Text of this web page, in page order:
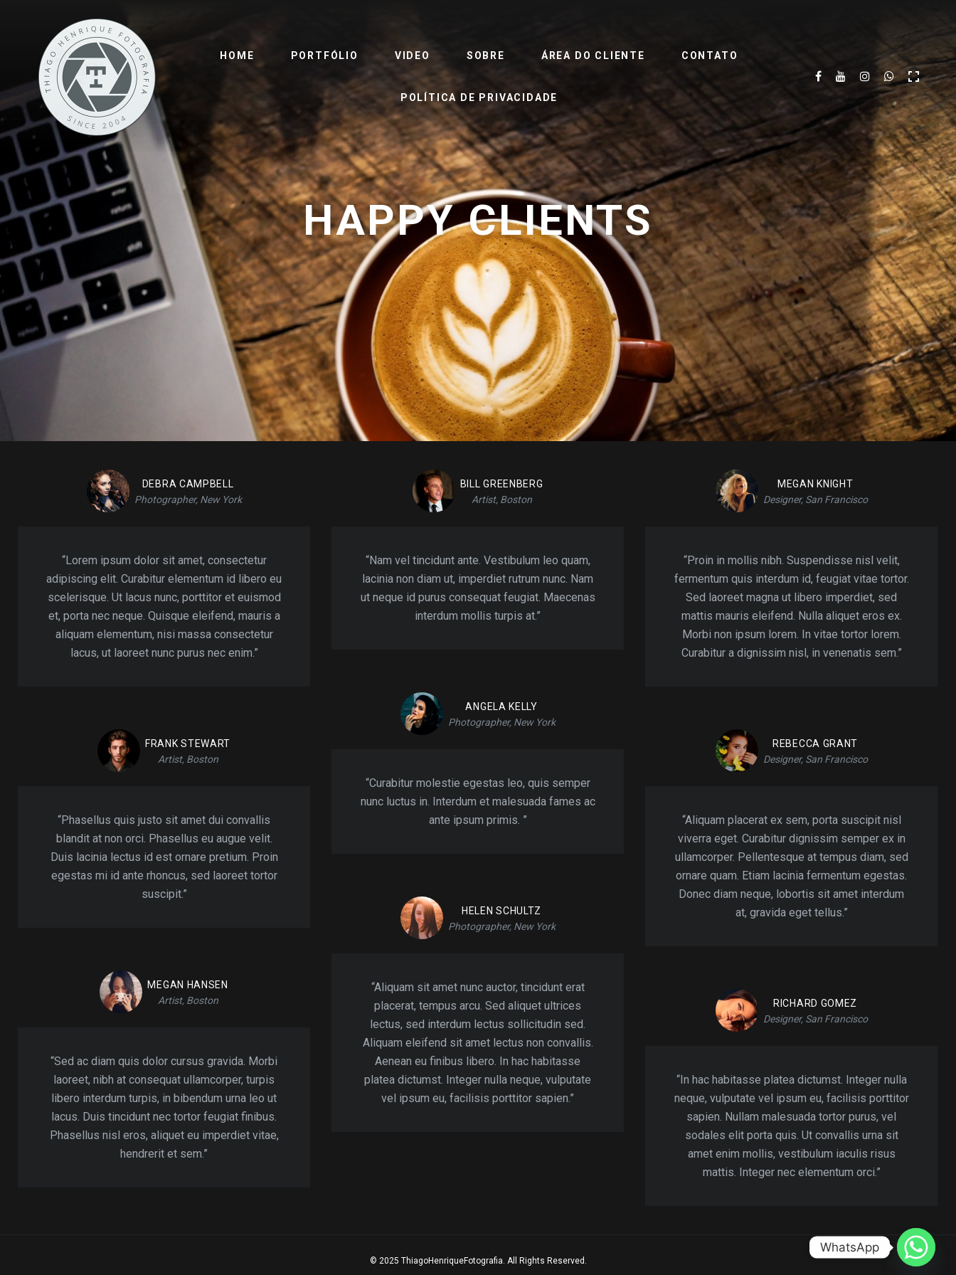
HOME PORTFÓLIO VIDEO SOBRE ÁREA DO CLIENTE CONTATO
POLÍTICA DE PRIVACIDADE
HAPPY CLIENTS
DEBRA CAMPBELL
Photographer, New York
“Lorem ipsum dolor sit amet, consectetur
adipiscing elit. Curabitur elementum id libero eu
scelerisque. Ut lacus nunc, porttitor et euismod
et, porta nec neque. Quisque eleifend, mauris a
aliquam elementum, nisi massa consectetur
lacus, ut laoreet nunc purus nec enim.”
BILL GREENBERG
Artist, Boston
“Nam vel tincidunt ante. Vestibulum leo quam,
lacinia non diam ut, imperdiet rutrum nunc. Nam
ut neque id purus consequat feugiat. Maecenas
interdum mollis turpis at.”
MEGAN KNIGHT
Designer, San Francisco
“Proin in mollis nibh. Suspendisse nisl velit,
fermentum quis interdum id, feugiat vitae tortor.
Sed laoreet magna ut libero imperdiet, sed
mattis mauris eleifend. Nulla aliquet eros ex.
Morbi non ipsum lorem. In vitae tortor lorem.
Curabitur a dignissim nisl, in venenatis sem.”
ANGELA KELLY
Photographer, New York
“Curabitur molestie egestas leo, quis semper
nunc luctus in. Interdum et malesuada fames ac
ante ipsum primis. ”
FRANK STEWART
Artist, Boston
“Phasellus quis justo sit amet dui convallis
blandit at non orci. Phasellus eu augue velit.
Duis lacinia lectus id est ornare pretium. Proin
egestas mi id ante rhoncus, sed laoreet tortor
suscipit.”
REBECCA GRANT
Designer, San Francisco
“Aliquam placerat ex sem, porta suscipit nisl
viverra eget. Curabitur dignissim semper ex in
ullamcorper. Pellentesque at tempus diam, sed
ornare quam. Etiam lacinia fermentum egestas.
Donec diam neque, lobortis sit amet interdum
at, gravida eget tellus.”
HELEN SCHULTZ
Photographer, New York
“Aliquam sit amet nunc auctor, tincidunt erat
placerat, tempus arcu. Sed aliquet ultrices
lectus, sed interdum lectus sollicitudin sed.
Aliquam eleifend sit amet lectus non convallis.
Aenean eu finibus libero. In hac habitasse
platea dictumst. Integer nulla neque, vulputate
vel ipsum eu, facilisis porttitor sapien.”
MEGAN HANSEN
Artist, Boston
“Sed ac diam quis dolor cursus gravida. Morbi
laoreet, nibh at consequat ullamcorper, turpis
libero interdum turpis, in bibendum urna leo ut
lacus. Duis tincidunt nec tortor feugiat finibus.
Phasellus nisl eros, aliquet eu imperdiet vitae,
hendrerit et sem.”
RICHARD GOMEZ
Designer, San Francisco
“In hac habitasse platea dictumst. Integer nulla
neque, vulputate vel ipsum eu, facilisis porttitor
sapien. Nullam malesuada tortor purus, vel
sodales elit porta quis. Ut convallis urna sit
amet enim mollis, vestibulum iaculis risus
mattis. Integer nec elementum orci.”
© 2025 ThiagoHenriqueFotografia. All Rights Reserved.
WhatsApp